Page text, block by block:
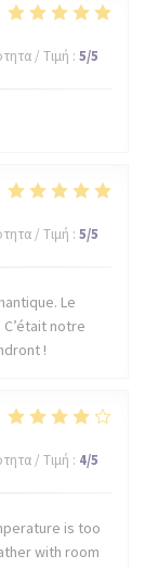
/ Τιμή : 5/5
/ Τιμή : 5/5
Le
notre
!
/ Τιμή : 4/5
is too
with room